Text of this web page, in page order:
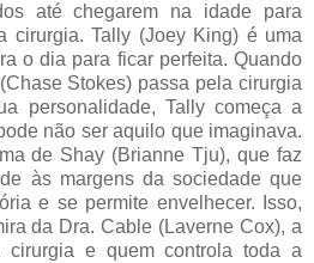
até chegarem na idade para
cirurgia. Tally (Joey King) é uma
o dia para ficar perfeita. Quando
Stokes) passa pela cirurgia
personalidade, Tally começa a
não ser aquilo que imaginava.
de Shay (Brianne Tju), que faz
às margens da sociedade que
e se permite envelhecer. Isso,
da Dra. Cable (Laverne Cox), a
cirurgia e quem controla toda a